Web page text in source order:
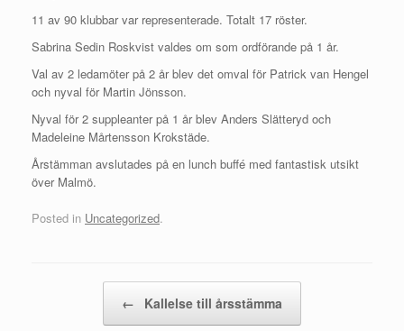
11 av 90 klubbar var representerade. Totalt 17 röster.
Sabrina Sedin Roskvist valdes om som ordförande på 1 år.
Val av 2 ledamöter på 2 år blev det omval för Patrick van Hengel
och nyval för Martin Jönsson.
Nyval för 2 suppleanter på 1 år blev Anders Slätteryd och
Madeleine Mårtensson Krokstäde.
Årstämman avslutades på en lunch buffé med fantastisk utsikt
över Malmö.
Posted in Uncategorized.
← Kallelse till årsstämma